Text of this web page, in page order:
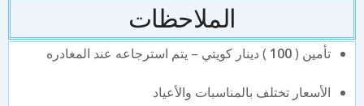
الملاحظات
تأمين (100) دينار كويتي – يتم استرجاعه عند المغادره
الأسعار تختلف بالمناسبات والأعياد